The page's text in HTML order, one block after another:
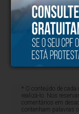
Clique
* O conteúdo de
realizá-lo. Nos
comentários em
contenham palavras